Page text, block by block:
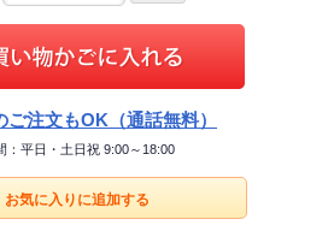
ご注文もOK（通話無料）
：平日・土日祝 9:00～18:00
お気に入りに追加する